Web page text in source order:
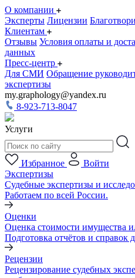
О компании
Эксперты Лицензии
Клиентам
Отзывы Условия оплаты и
данных
Пресс-центр
Для СМИ Обращение
экспертизы
my.graphology@yandex.ru
8-923-713-8047
Услуги
Избранное
Войти
Экспертизы
Судебные экспертизы и
Работаем по всей России.
Оценки
Оценка стоимости имущества
Подготовка отчётов и справок
Рецензии
Рецензирование судебных